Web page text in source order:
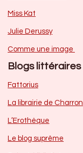
Miss Kat
Julie Derussy
Comme une image
Blogs littéraires
Fattorius
La librairie de Charron
L’Erothèque
Le blog suprême